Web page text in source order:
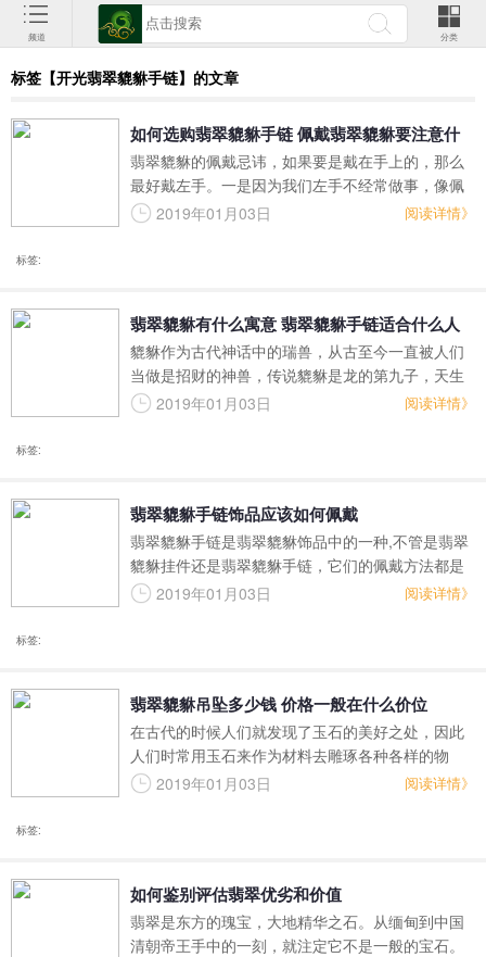
频道 分类
标签【开光翡翠貔貅手链】的文章
如何选购翡翠貔貅手链 佩戴翡翠貔貅要注意什
么
翡翠貔貅的佩戴忌讳，如果要是戴在手上的，那么
最好戴左手。一是因为我们左手不经常做事，像佩
戴的貔貅如果是玉石、翡翠之类易碎材质的，也不
2019年01月03日 阅读详情》
标签:
翡翠貔貅有什么寓意 翡翠貔貅手链适合什么人
佩戴
貔貅作为古代神话中的瑞兽，从古至今一直被人们
当做是招财的神兽，传说貔貅是龙的第九子，天生
无肛，所以只进不出，又喜食财宝，便有了招财的
2019年01月03日 阅读详情》
标签:
翡翠貔貅手链饰品应该如何佩戴
翡翠貔貅手链是翡翠貔貅饰品中的一种,不管是翡翠
貔貅挂件还是翡翠貔貅手链，它们的佩戴方法都是
很讲究的，翡翠貔貅手链佩戴在不同部位所带来的
2019年01月03日 阅读详情》
标签:
翡翠貔貅吊坠多少钱 价格一般在什么价位
在古代的时候人们就发现了玉石的美好之处，因此
人们时常用玉石来作为材料去雕琢各种各样的物
件，其中最常见的就是一些佩戴在我们身上的各种
祸患或者是实现我们的一些愿望
2019年01月03日 阅读详情》
标签:
如何鉴别评估翡翠优劣和价值
翡翠是东方的瑰宝，大地精华之石。从缅甸到中国
清朝帝王手中的一刻，就注定它不是一般的宝石。